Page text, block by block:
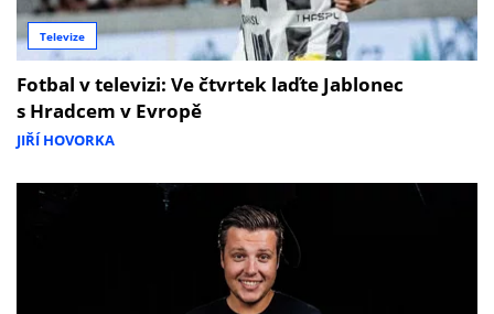
Televize
Fotbal v televizi: Ve čtvrtek laďte Jablonec
s Hradcem v Evropě
JIŘÍ HOVORKA